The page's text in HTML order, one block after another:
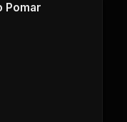
Pomar